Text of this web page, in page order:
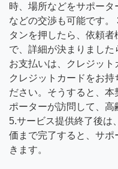
時、場所などをサポー
などの交渉も可能です
タンを押したら、依頼
で、詳細が決まりました
お支払いは、クレジット
クレジットカードをお持
ださい。そうすると、
ポーターが訪問して、高
5.サービス提供終了後は
価まで完了すると、サ
きます。